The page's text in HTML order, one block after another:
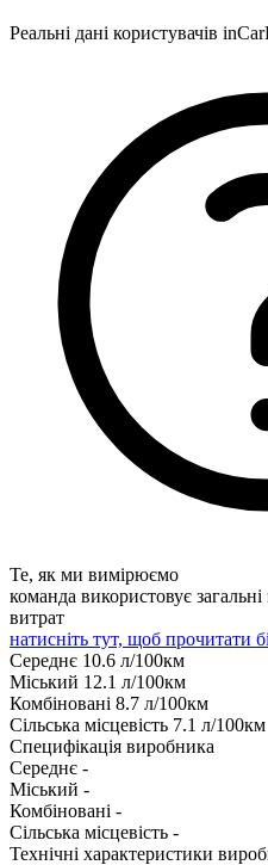
Реальні дані користувачів
Те, як ми вимірюємо
команда використовує
витрат
натисніть тут, щоб прочитати
Середнє 10.6 л/100км
Міський 12.1 л/100км
Комбіновані 8.7 л/100км
Сільська місцевість 7.1 л/100км
Специфікація виробника
Середнє -
Міський -
Комбіновані -
Сільська місцевість -
Технічні характеристики